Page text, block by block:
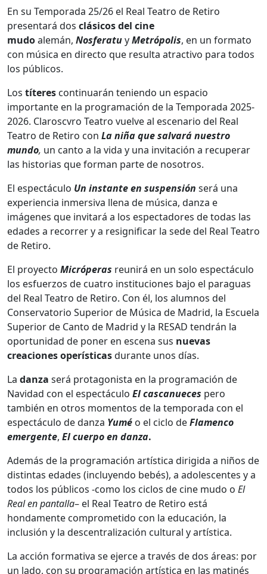
En su Temporada 25/26 el Real Teatro de Retiro
presentará dos clásicos del cine
mudoalemán, NosferatuyMetrópolis, en un formato
con música en directo que resulta atractivo para todos
los públicos.
Los títeres continuarán teniendo un espacio
importante en la programación de la Temporada 2025-
2026. Claroscvro Teatro vuelve al escenario del Real
Teatro de Retiro con La niña que salvará nuestro
mundo, un canto a la vida y una invitación a recuperar
las historias que forman parte de nosotros.
El espectáculo Un instante en suspensión será una
experiencia inmersiva llena de música, danza e
imágenes que invitará a los espectadores de todas las
edades a recorrer y a resignificar la sede del Real Teatro
de Retiro.
El proyecto Micróperas reunirá en un solo espectáculo
los esfuerzos de cuatro instituciones bajo el paraguas
del Real Teatro de Retiro. Con él, los alumnos del
Conservatorio Superior de Música de Madrid, la Escuela
Superior de Canto de Madrid y la RESAD tendrán la
oportunidad de poner en escena sus nuevas
creaciones operísticasdurante unos días.
La danza será protagonista en la programación de
Navidad con el espectáculo El cascanueces pero
también en otros momentos de la temporada con el
espectáculo de danza Yumé o el ciclo deFlamenco
emergente, El cuerpo en danza.
Además de la programación artística dirigida a niños de
distintas edades (incluyendo bebés), a adolescentes y a
todos los públicos -como los ciclos de cine mudo o El
Real en pantalla– el Real Teatro de Retiro está
hondamente comprometido con la educación, la
inclusión y la descentralización cultural y artística.
La acción formativa se ejerce a través de dos áreas: por
un lado, con su programación artística en las matinés